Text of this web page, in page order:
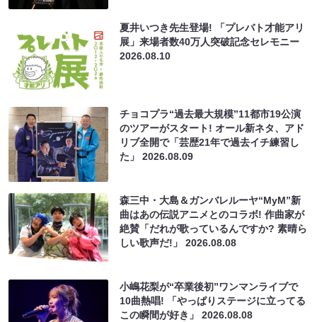
夏井いつき先生登場! 「プレバト才能アリ
展」来場者数40万人突破記念セレモニー
2026.08.10
チョコプラ“過去最大規模”11都市19公演
のツアーがスタート! オール新ネタ、アド
リブ全開で「芸歴21年で過去イチ練習し
た」2026.08.09
森三中・大島＆ガンバレルーヤ“MyM”新
曲はあの伝説アニメとのコラボ! 作曲家が
絶賛「だれが歌っているんですか? 素晴ら
しい歌声だ!」2026.08.08
小嶋花梨が“卒業後初”ワンマンライブで
10曲熱唱! 「やっぱりステージに立ってる
この瞬間が好き」2026.08.08